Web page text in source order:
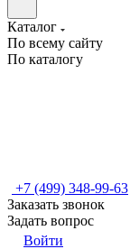
Каталог
По всему сайту
По каталогу
+7 (499) 348-99-63
Заказать звонок
Задать вопрос
Войти